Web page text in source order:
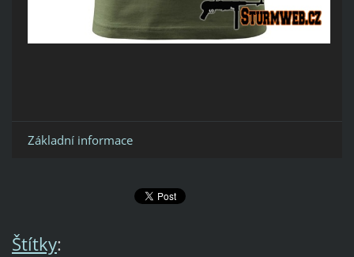
Základní informace
Štítky: